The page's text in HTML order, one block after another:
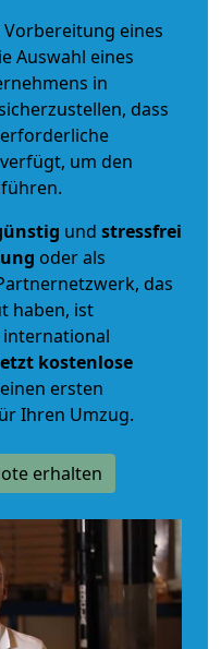
eines
Auswahl eines
in
dass
um den
und stressfrei
oder als
das
haben, ist
kostenlose
ersten
Ihren Umzug.
erhalten